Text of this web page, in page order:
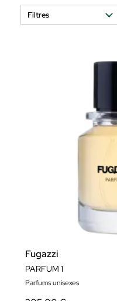
Filtres
Fugazzi
PARFUM 1
Parfums unisexes